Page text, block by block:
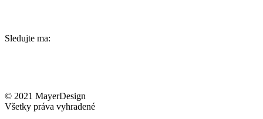
Sledujte ma:
© 2021 MayerDesign
Všetky práva vyhradené